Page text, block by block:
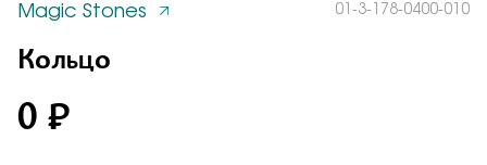
Magic Stones 01-3-178-0400-010
Кольцо
0 ₽
Кольцо оригинального дизайна с дымчато-
красного золота 585 пробы
01-3-178-0400-010
Заказать